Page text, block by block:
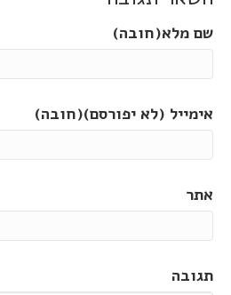
שם מלא(חובה)
אימייל (לא יפורסם)(חובה)
אתר
תגובה